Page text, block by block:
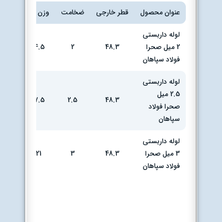
عنوان محصول قطر خارجی ضخامت وزن kg
لوله داربستی
2 میل صحرا
فولاد سپاهان
48.3
2
14.5
لوله داربستی
2.5 میل
صحرا فولاد
سپاهان
48.3
2.5
17.5
لوله داربستی
3 میل صحرا
فولاد سپاهان
48.3
3
21